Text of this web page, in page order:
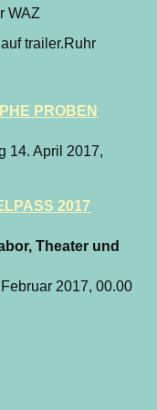
WAZ
trailer.Ruhr
PROBEN
14. April 2017,
2017
Theater und
2017, 00.00